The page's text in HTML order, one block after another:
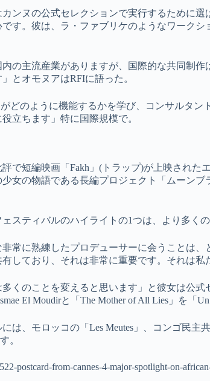
ンヌの公式セレクションで実行するために
す。彼は、ラ・ファブリケのようなワーク
内の主流産業がありますが、国際的な共同制
とオモヌアはRFIに語った。
がどのように機能するかを学び、コンサルタ
立ちます」特に国際規模で。
で短編映画「Fakh」(トラップ)が上映された
女の物語である長編プロジェクト「ムーン
スティバルのハイライトの1つは、より多く
非常に熟練したプロデューサーに会うことは
しており、それは非常に重要です。それは私
多くのことを変えると思います」と彼女は公
El Moudirと「The Mother of All Lies」を「Un
は、モロッコの「Les Meutes」、コンゴ民主
。
postcard-from-cannes-4-major-spotlight-on-